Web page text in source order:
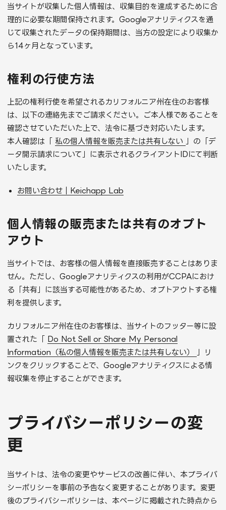
当サイトが収集した個人情報は、収集目的を達成するために合
理的に必要な期間保持されます。Googleアナリティクスを通
じて収集されたデータの保持期間は、当方の設定により収集か
ら14ヶ月となっています。
権利の行使方法
上記の権利行使を希望されるカリフォルニア州在住のお客様
は、以下の連絡先までご請求ください。ご本人様であることを
確認させていただいた上で、法令に基づき対応いたします。
本人確認は「 私の個人情報を販売または共有しない
」の「デ
ータ開示請求について」に表示されるクライアントIDにて判断
いたします。
お問い合わせ｜Keichapp Lab
個人情報の販売または共有のオプト
アウト
当サイトでは、お客様の個人情報を直接販売することはありま
せん。ただし、Googleアナリティクスの利用がCCPAにおけ
る「共有」に該当する可能性があるため、オプトアウトする権
利を提供します。
カリフォルニア州在住のお客様は、当サイトのフッター等に設
置された「
Do Not Sell or Share My Personal
Information（私の個人情報を販売または共有しない）
」リ
ンクをクリックすることで、Googleアナリティクスによる情
報収集を停止することができます。
プライバシーポリシーの変
更
当サイトは、法令の変更やサービスの改善に伴い、本プライバ
シーポリシーを事前の予告なく変更することがあります。変更
後のプライバシーポリシーは、本ページに掲載された時点から